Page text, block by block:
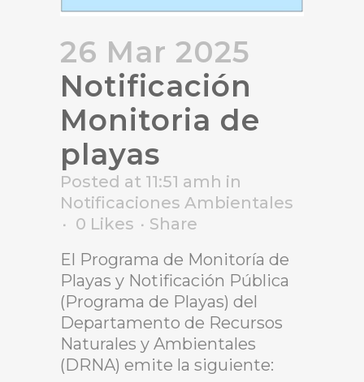
26 Mar 2025
Notificación
Monitoria de
playas
Posted at 11:51 amh in
Notificaciones Ambientales
0 Likes
Share
El Programa de Monitoría de
Playas y Notificación Pública
(Programa de Playas) del
Departamento de Recursos
Naturales y Ambientales
(DRNA) emite la siguiente: